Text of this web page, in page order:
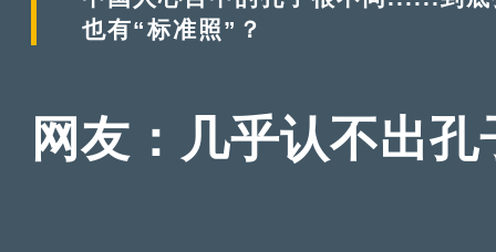
也有“标准照”？
网友：几乎认不出孔